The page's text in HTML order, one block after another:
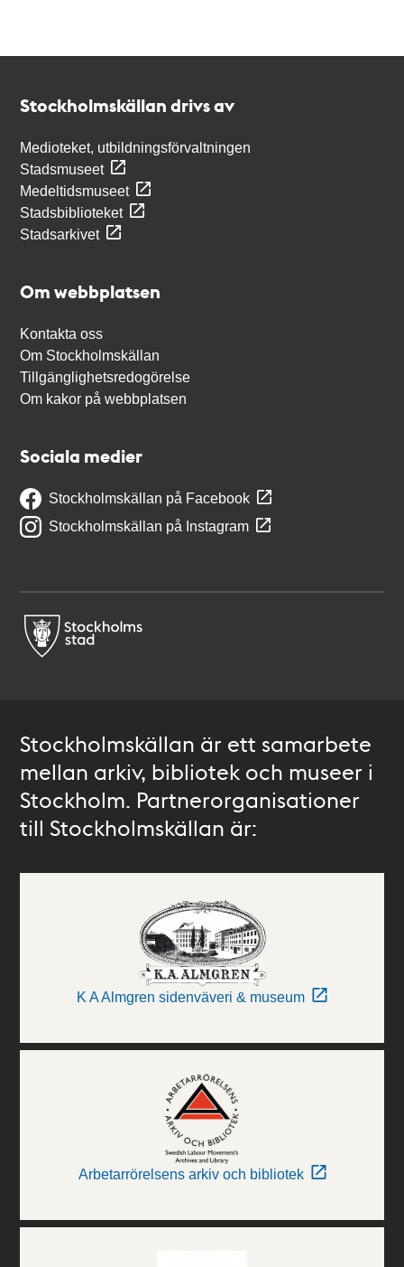
Stockholmskällan drivs av
Medioteket, utbildningsförvaltningen
Stadsmuseet
Medeltidsmuseet
Stadsbiblioteket
Stadsarkivet
Om webbplatsen
Kontakta oss
Om Stockholmskällan
Tillgänglighetsredogörelse
Om kakor på webbplatsen
Sociala medier
Stockholmskällan på Facebook
Stockholmskällan på Instagram
Stockholmskällan är ett samarbete
mellan arkiv, bibliotek och museer i
Stockholm. Partnerorganisationer
till Stockholmskällan är:
K A Almgren sidenväveri & museum
Arbetarrörelsens arkiv och bibliotek